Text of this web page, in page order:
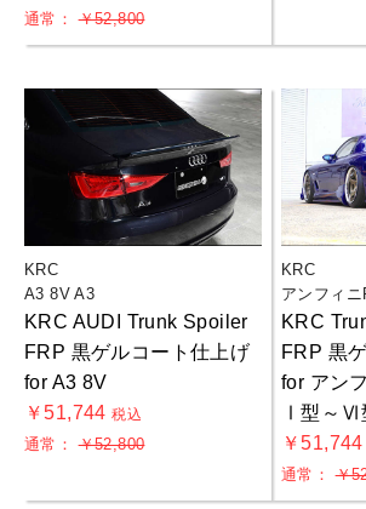
通常：￥52,800
KRC
A3 8V A3
KRC AUDI Trunk Spoiler
FRP 黒ゲルコート仕上げ
for A3 8V
￥51,744税込
通常：￥52,800
KRC
アンフィ
KRC
FRP 黒
for アン
Ⅰ型～Ⅵ
￥
通常：￥